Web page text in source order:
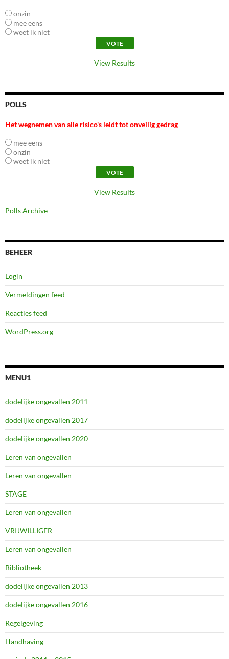
onzin
mee eens
weet ik niet
View Results
POLLS
Het wegnemen van alle risico's leidt tot onveilig gedrag
mee eens
onzin
weet ik niet
View Results
Polls Archive
BEHEER
Login
Vermeldingen feed
Reacties feed
WordPress.org
MENU1
dodelijke ongevallen 2011
dodelijke ongevallen 2017
dodelijke ongevallen 2020
Leren van ongevallen
Leren van ongevallen
STAGE
Leren van ongevallen
VRIJWILLIGER
Leren van ongevallen
Bibliotheek
dodelijke ongevallen 2013
dodelijke ongevallen 2016
Regelgeving
Handhaving